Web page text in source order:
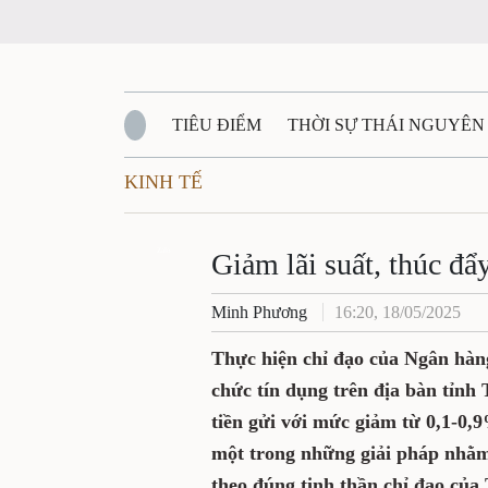
TIÊU ĐIỂM THỜI SỰ THÁI NGUYÊN
QUỐC PHÒNG - AN NINH
QUÊ HƯƠNG - ĐẤT NƯỚC QUỐC TẾ
VĂN BẢN, CHÍNH SÁCH MỚI VĂN
KINH TẾ
Giảm lãi suất,
Minh Phương 16:20, 18/05/2025
Thực hiện chỉ đạo của
đến nay, 36 tổ chức tín
loạt điều chỉnh giảm lãi
tùy theo kỳ hạn và hình